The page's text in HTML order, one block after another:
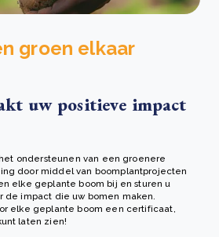
groen elkaar
uw positieve impact
ondersteunen van een groenere
door middel van boomplantprojecten
elke geplante boom bij en sturen u
de impact die uw bomen maken.
elke geplante boom een certificaat,
laten zien!